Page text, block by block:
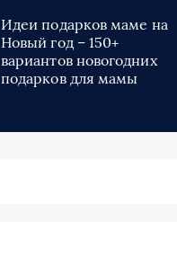
Идеи подарков маме на
Новый год – 150+
вариантов новогодних
подарков для мамы